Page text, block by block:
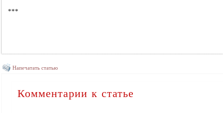
***
Напечатать статью
Комментарии к статье